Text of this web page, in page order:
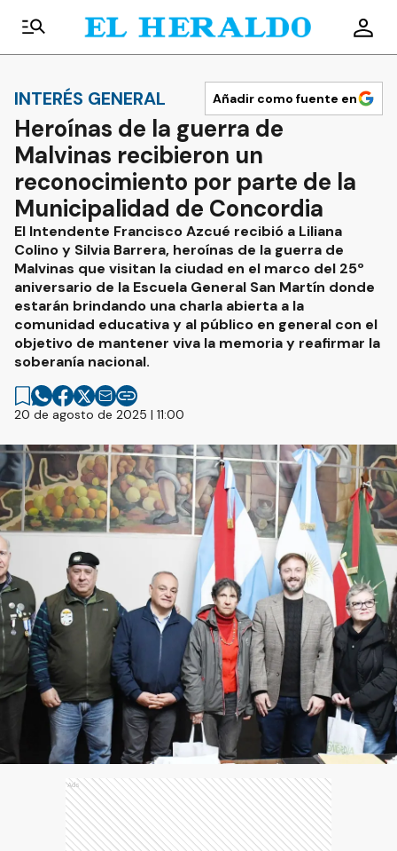
INTERÉS GENERAL Añadir como fuente en
Heroínas de la guerra de
Malvinas recibieron un
reconocimiento por parte de la
Municipalidad de Concordia
El Intendente Francisco Azcué recibió a Liliana
Colino y Silvia Barrera, heroínas de la guerra de
Malvinas que visitan la ciudad en el marco del 25º
aniversario de la Escuela General San Martín donde
estarán brindando una charla abierta a la
comunidad educativa y al público en general con el
objetivo de mantener viva la memoria y reafirmar la
soberanía nacional.
20 de agosto de 2025 | 11:00
Ads